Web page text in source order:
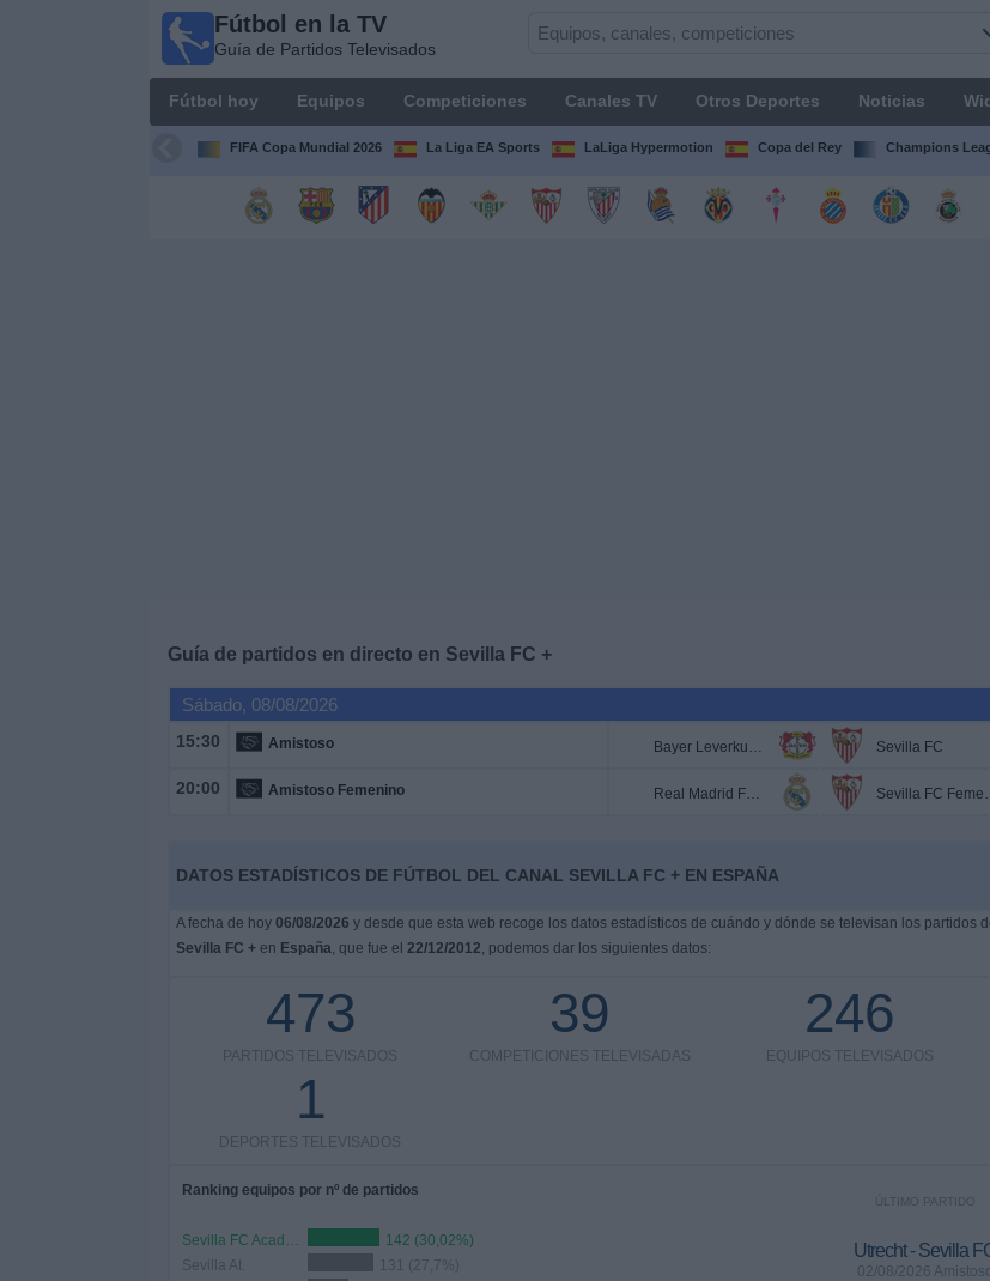
Fútbol en la TV
Guía de Partidos Televisados
Fútbol hoy Equipos Competiciones Canales TV Otros Deportes Noticias
FIFA Copa Mundial 2026 La Liga EA Sports LaLiga Hypermotion Copa del Rey Champions
Guía de partidos en directo en Sevilla FC +
Sábado, 08/08/2026
15:30 Amistoso Bayer Leverkusen Sevilla FC
20:00 Amistoso Femenino Real Madrid Femenino
DATOS ESTADÍSTICOS DE FÚTBOL DEL CANAL SEVILLA FC + EN ESPAÑA
A fecha de hoy 06/08/2026 y desde que esta web recoge los datos estadísticos de cuándo y dónde se televisan los partidos
Sevilla FC +en España, que fue el 22/12/2012, podemos dar los siguientes datos:
473
PARTIDOS TELEVISADOS
39
COMPETICIONES TELEVISADAS
246
EQUIPOS TELEVISADOS
1
DEPORTES TELEVISADOS
Ranking equipos por nº de partidos
Sevilla FC Academy
142 (30,02%)
Sevilla At.
131 (27,7%)
ÚLTIMO PARTIDO
Utrecht - Sevilla
02/08/2026